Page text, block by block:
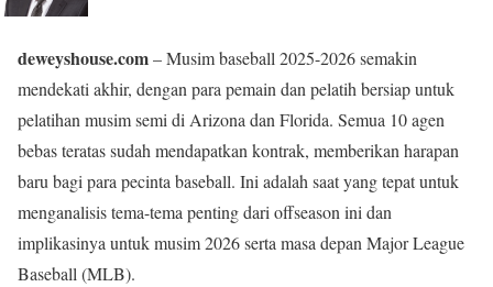
deweyshouse.com– Musim baseball 2025-2026 semakin
mendekati akhir, dengan para pemain dan pelatih bersiap untuk
pelatihan musim semi di Arizona dan Florida. Semua 10 agen
bebas teratas sudah mendapatkan kontrak, memberikan harapan
baru bagi para pecinta baseball. Ini adalah saat yang tepat untuk
menganalisis tema-tema penting dari offseason ini dan
implikasinya untuk musim 2026 serta masa depan Major League
Baseball (MLB).